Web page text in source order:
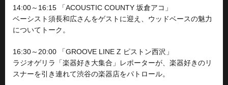
14:00～16:15 「ACOUSTIC COUNTY 坂倉アコ」
ベーシスト須長和広さんをゲストに迎え、ウッドベースの魅力
についてトーク。
16:30～20:00 「GROOVE LINE Z ピストン西沢」
ラジオゲリラ「楽器好き大集合」レポーターが、楽器好きのリ
スナーを引き連れて渋谷の楽器店をパトロール。